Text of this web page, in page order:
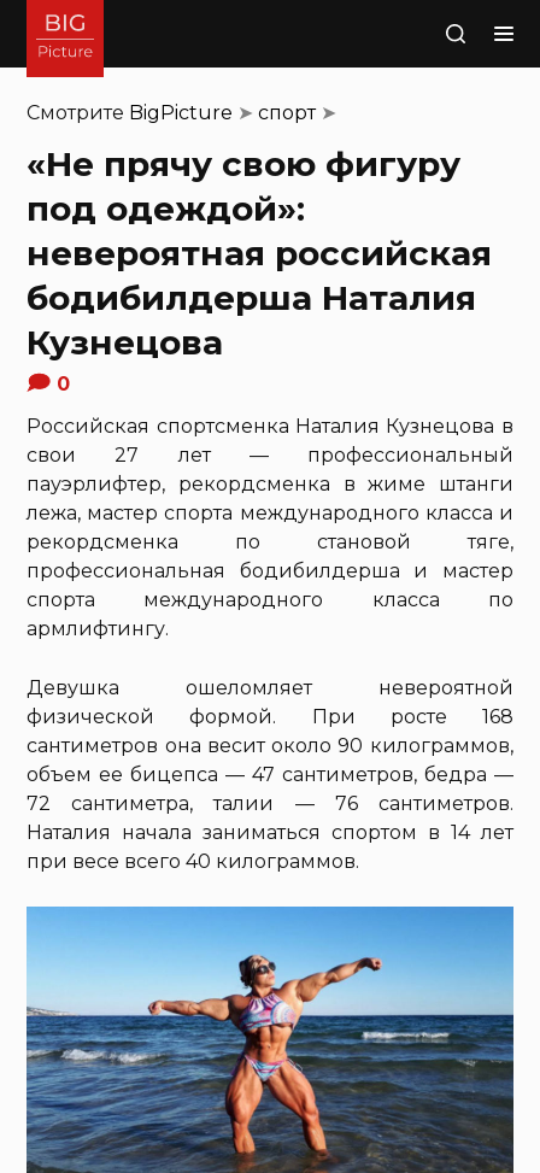
Поиск
Смотрите BigPicture ➤спорт➤
«Не прячу свою фигуру
под одеждой»:
невероятная российская
бодибилдерша Наталия
Кузнецова
0
Российская спортсменка Наталия Кузнецова в
свои 27 лет — профессиональный
пауэрлифтер, рекордсменка в жиме штанги
лежа, мастер спорта международного класса и
рекордсменка по становой тяге,
профессиональная бодибилдерша и мастер
спорта международного класса по
армлифтингу.
Девушка ошеломляет невероятной
физической формой. При росте 168
сантиметров она весит около 90 килограммов,
объем ее бицепса — 47 сантиметров, бедра —
72 сантиметра, талии — 76 сантиметров.
Наталия начала заниматься спортом в 14 лет
при весе всего 40 килограммов.